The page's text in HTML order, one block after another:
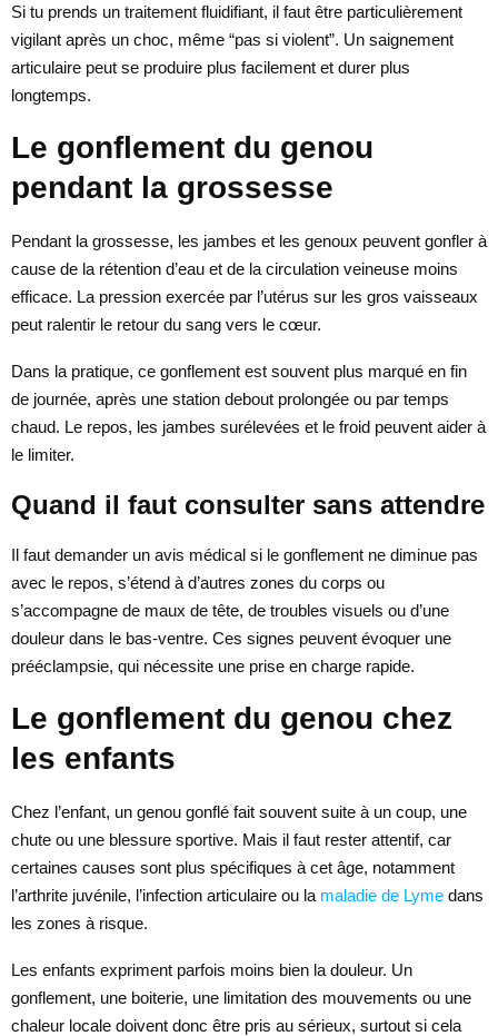
Si tu prends un traitement fluidifiant, il faut être particulièrement
vigilant après un choc, même “pas si violent”. Un saignement
articulaire peut se produire plus facilement et durer plus
longtemps.
Le gonflement du genou
pendant la grossesse
Pendant la grossesse, les jambes et les genoux peuvent gonfler à
cause de la rétention d’eau et de la circulation veineuse moins
efficace. La pression exercée par l’utérus sur les gros vaisseaux
peut ralentir le retour du sang vers le cœur.
Dans la pratique, ce gonflement est souvent plus marqué en fin
de journée, après une station debout prolongée ou par temps
chaud. Le repos, les jambes surélevées et le froid peuvent aider à
le limiter.
Quand il faut consulter sans attendre
Il faut demander un avis médical si le gonflement ne diminue pas
avec le repos, s’étend à d’autres zones du corps ou
s’accompagne de maux de tête, de troubles visuels ou d’une
douleur dans le bas-ventre. Ces signes peuvent évoquer une
prééclampsie, qui nécessite une prise en charge rapide.
Le gonflement du genou chez
les enfants
Chez l’enfant, un genou gonflé fait souvent suite à un coup, une
chute ou une blessure sportive. Mais il faut rester attentif, car
certaines causes sont plus spécifiques à cet âge, notamment
l’arthrite juvénile, l’infection articulaire ou la maladie de Lyme dans
les zones à risque.
Les enfants expriment parfois moins bien la douleur. Un
gonflement, une boiterie, une limitation des mouvements ou une
chaleur locale doivent donc être pris au sérieux, surtout si cela